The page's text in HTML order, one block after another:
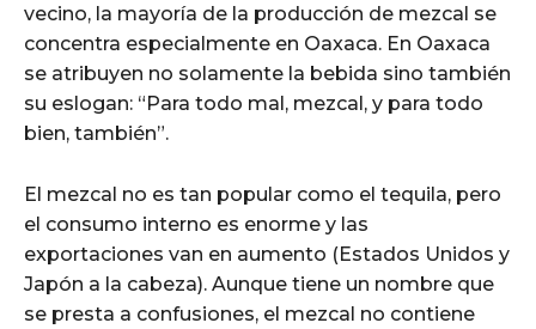
vecino, la mayoría de la producción de mezcal se
concentra especialmente en Oaxaca. En Oaxaca
se atribuyen no solamente la bebida sino también
su eslogan: “Para todo mal, mezcal, y para todo
bien, también”.
El mezcal no es tan popular como el tequila, pero
el consumo interno es enorme y las
exportaciones van en aumento (Estados Unidos y
Japón a la cabeza). Aunque tiene un nombre que
se presta a confusiones, el mezcal no contiene